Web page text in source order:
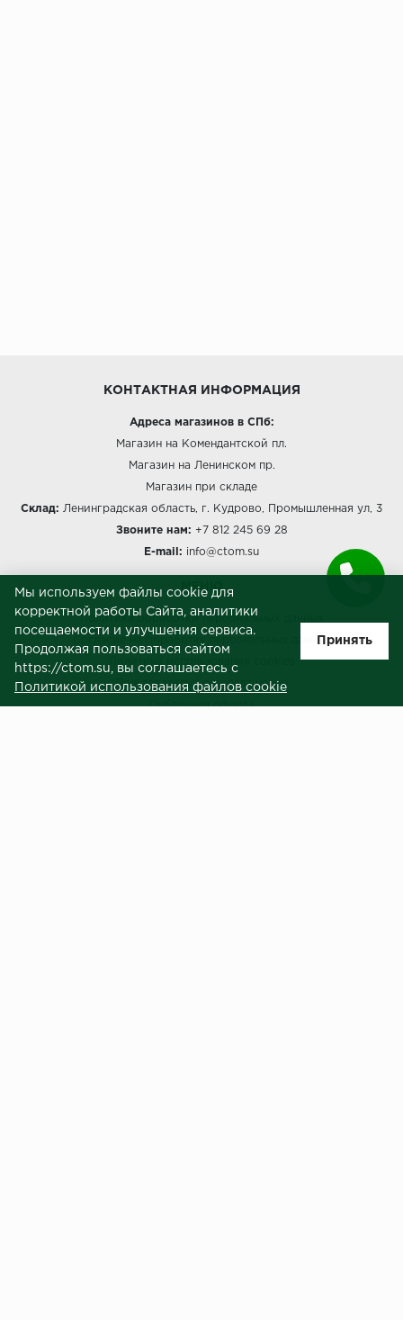
КОНТАКТНАЯ ИНФОРМАЦИЯ
Адреса магазинов в СПб:
Магазин на Комендантской пл.
Магазин на Ленинском пр.
Магазин при складе
Склад: Ленинградская область, г. Кудрово, Промышленная ул, 3
Звоните нам: +7 812 245 69 28
E-mail: info@ctom.su
МЕНЮ
Политика обработки персональных данных
Согласие на обработку персональных данных
Пользовательское соглашение
Публичная оферта
Мы используем файлы cookie для
корректной работы Сайта, аналитики
посещаемости и улучшения сервиса.
Продолжая пользоваться сайтом
https://ctom.su, вы соглашаетесь с
Политикой использования файлов cookie
Принять